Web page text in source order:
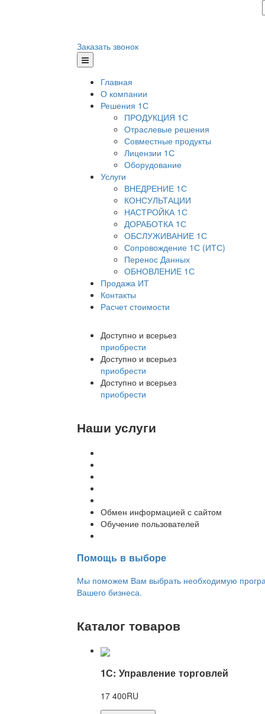
Заказать звонок
Главная
О компании
Решения 1С
ПРОДУКЦИЯ 1С
Отраслевые решения
Совместные продукты
Лицензии 1С
Оборудование
Услуги
ВНЕДРЕНИЕ 1С
КОНСУЛЬТАЦИИ
НАСТРОЙКА 1С
ДОРАБОТКА 1С
ОБСЛУЖИВАНИЕ 1С
Сопровождение 1С (ИТС)
Перенос Данных
ОБНОВЛЕНИЕ 1С
Продажа ИТ
Контакты
Расчет стоимости
Доступно и всерьез
приобрести
Доступно и всерьез
приобрести
Доступно и всерьез
приобрести
Наши услуги
Обмен информацией с сайтом
Обучение пользователей
Помощь в выборе
Мы поможем Вам выбрать необходимую
Вашего бизнеса.
Каталог товаров
1С: Управление торговлей
17 400RU